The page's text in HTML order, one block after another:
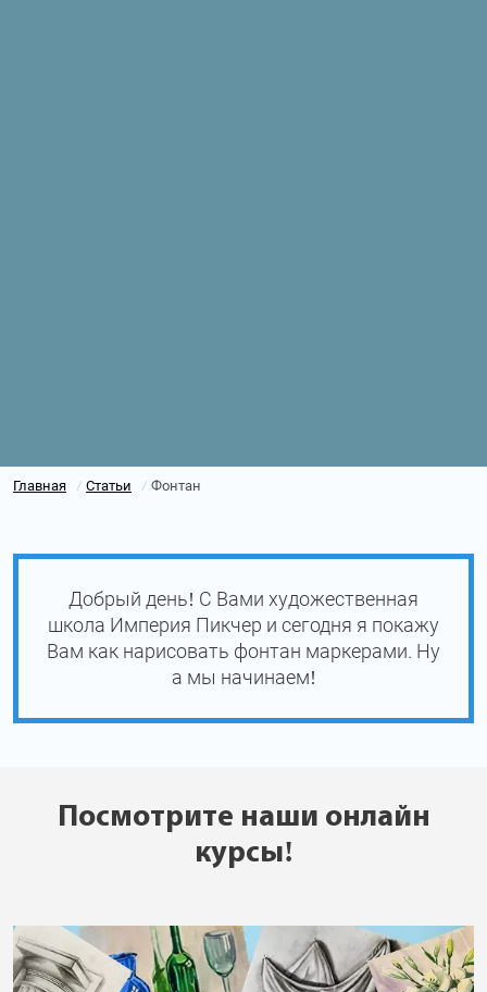
Главная / Статьи / Фонтан
Добрый день! С Вами художественная
школа Империя Пикчер и сегодня я покажу
Вам как нарисовать фонтан маркерами. Ну
а мы начинаем!
Посмотрите наши онлайн
курсы!